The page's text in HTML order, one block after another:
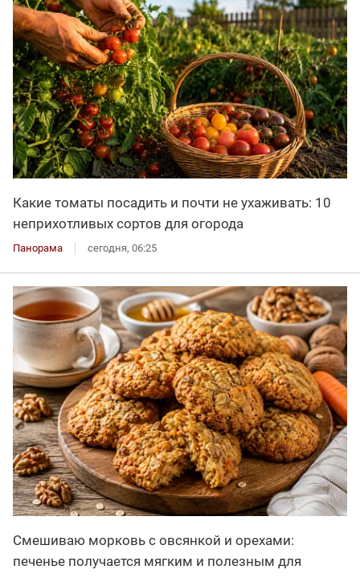
Какие томаты посадить и почти не ухаживать: 10
неприхотливых сортов для огорода
Панорама сегодня, 06:25
Смешиваю морковь с овсянкой и орехами:
печенье получается мягким и полезным для